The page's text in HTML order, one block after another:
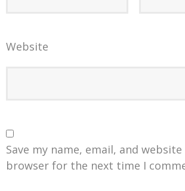
Website
Save my name, email, and
browser for the next time I